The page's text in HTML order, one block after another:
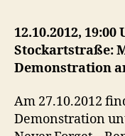
12.10.2012,
Stockartstraße:
Demonstration
Am 27.10.2012
Demonstration